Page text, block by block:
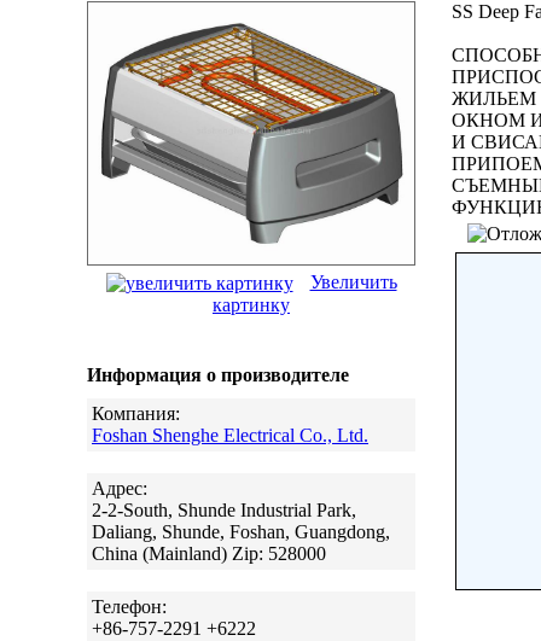
Увеличить
картинку
Информация о производителе
Компания:
Foshan Shenghe Electrical Co., Ltd.
Адрес:
2-2-South, Shunde Industrial Park,
Daliang, Shunde, Foshan, Guangdong,
China (Mainland) Zip: 528000
Телефон:
+86-757-2291 +6222
SS Deep
ЖИЛЬЕМ
ОКНОМ
И